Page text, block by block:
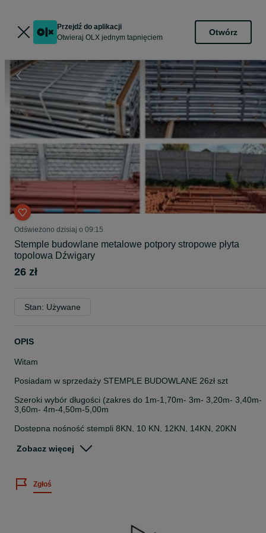
Przejdź do aplikacji
Otwieraj OLX jednym tapnięciem
Otwórz
Odświeżono dzisiaj o 09:15
Stemple budowlane metalowe potpory stropowe płyta
topolowa Dźwigary
26 zł
Stan: Używane
OPIS
Witam
Posiadam w sprzedaży STEMPLE BUDOWLANE 26zł szt
Szeroki wybór długości (zakres do 1m-1,70m- 3m- 3,20m- 3,40m-
3,60m- 4m-4,50m-5,00m
Dostępna nośność stempli 8KN, 10 KN, 12KN, 14KN, 20KN
Podana cena dotyczy najkrótszej długości stempla.
- Stemple budowlane
Zobacz więcej
Zgłoś